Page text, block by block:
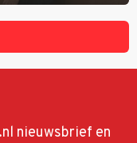
nieuwsbrief en